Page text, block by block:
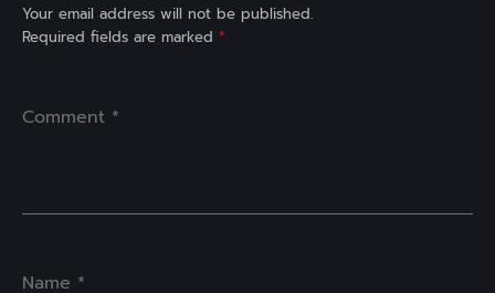
Your email address will not be published.
Required fields are marked *